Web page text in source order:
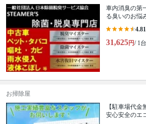
車内消臭の第
る臭いのお悩
4.81
31,625円/ 1台
お掃除屋
【駐車場代金
安心安全のエ